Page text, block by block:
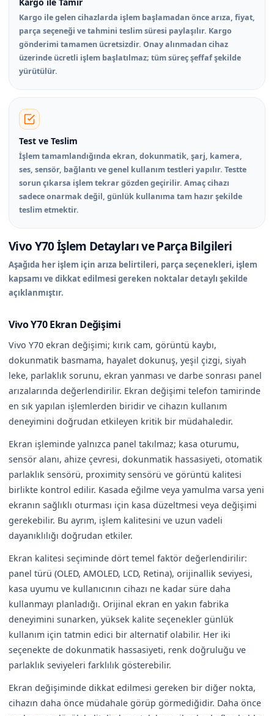
Kargo ile gelen cihazlarda işlem başlamadan önce arıza, fiyat,
parça seçeneği ve tahmini teslim süresi paylaşılır. Kargo
gönderimi tamamen ücretsizdir. Onay alınmadan cihaz
üzerinde ücretli işlem başlatılmaz; tüm süreç şeffaf şekilde
yürütülür.
Test ve Teslim
İşlem tamamlandığında ekran, dokunmatik, şarj, kamera,
ses, sensör, bağlantı ve genel kullanım testleri yapılır. Testte
sorun çıkarsa işlem tekrar gözden geçirilir. Amaç cihazı
sadece onarmak değil, günlük kullanıma tam hazır şekilde
teslim etmektir.
Vivo Y70 İşlem Detayları ve Parça Bilgileri
Aşağıda her işlem için arıza belirtileri, parça seçenekleri, işlem
kapsamı ve dikkat edilmesi gereken noktalar detaylı şekilde
açıklanmıştır.
Vivo Y70 Ekran Değişimi
Vivo Y70 ekran değişimi; kırık cam, görüntü kaybı,
dokunmatik basmama, hayalet dokunuş, yeşil çizgi, siyah
leke, parlaklık sorunu, ekran yanması ve darbe sonrası panel
arızalarında değerlendirilir. Ekran değişimi telefon tamirinde
en sık yapılan işlemlerden biridir ve cihazın kullanım
deneyimini doğrudan etkileyen kritik bir müdahaledir.
Ekran işleminde yalnızca panel takılmaz; kasa oturumu,
sensör alanı, ahize çevresi, dokunmatik hassasiyeti, otomatik
parlaklık sensörü, proximity sensörü ve görüntü kalitesi
birlikte kontrol edilir. Kasada eğilme veya yamulma varsa yeni
ekranın sağlıklı oturması için kasa düzeltmesi veya değişimi
gerekebilir. Bu ayrım, işlem kalitesini ve uzun vadeli
dayanıklılığı doğrudan etkiler.
Ekran kalitesi seçiminde dört temel faktör değerlendirilir:
panel türü (OLED, AMOLED, LCD, Retina), orijinallik seviyesi,
kasa uyumu ve kullanıcının cihazı ne kadar süre daha
kullanmayı planladığı. Orijinal ekran en yakın fabrika
deneyimini sunarken, yüksek kalite seçenekler günlük
kullanım için tatmin edici bir alternatif olabilir. Her iki
seçenekte de dokunmatik hassasiyeti, renk doğruluğu ve
parlaklık seviyeleri farklılık gösterebilir.
Ekran değişiminde dikkat edilmesi gereken bir diğer nokta,
cihazın daha önce müdahale görüp görmediğidir. Daha önce